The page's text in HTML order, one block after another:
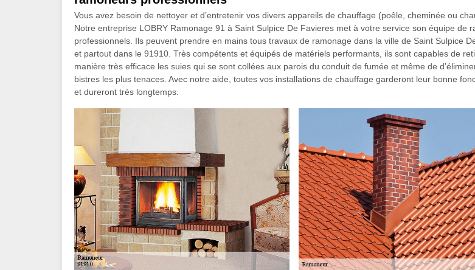
Vous avez besoin de nettoyer et d’entretenir vos divers appareils de chauffage (poêle, cheminée ou
Notre entreprise LOBRY Ramonage 91 à Saint Sulpice De Favieres met à votre service son équipe de
professionnels. Ils peuvent prendre en mains tous travaux de ramonage dans la ville de Saint Sulpice
et partout dans le 91910. Très compétents et équipés de matériels performants, ils sont capables de
manière très efficace les suies qui se sont collées aux parois du conduit de fumée et même de
bistres les plus tenaces. Avec notre aide, toutes vos installations de chauffage garderont leur bonne
et dureront très longtemps.